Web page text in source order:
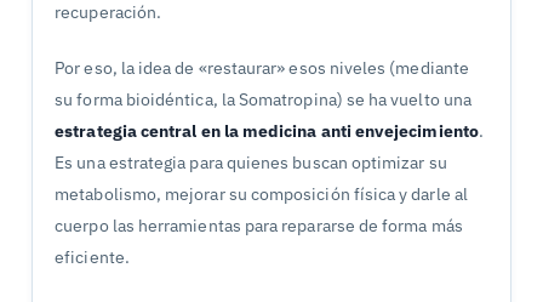
recuperación.
Por eso, la idea de «restaurar» esos niveles (mediante
su forma bioidéntica, la Somatropina) se ha vuelto una
estrategia central en la medicina anti envejecimiento.
Es una estrategia para quienes buscan optimizar su
metabolismo, mejorar su composición física y darle al
cuerpo las herramientas para repararse de forma más
eficiente.